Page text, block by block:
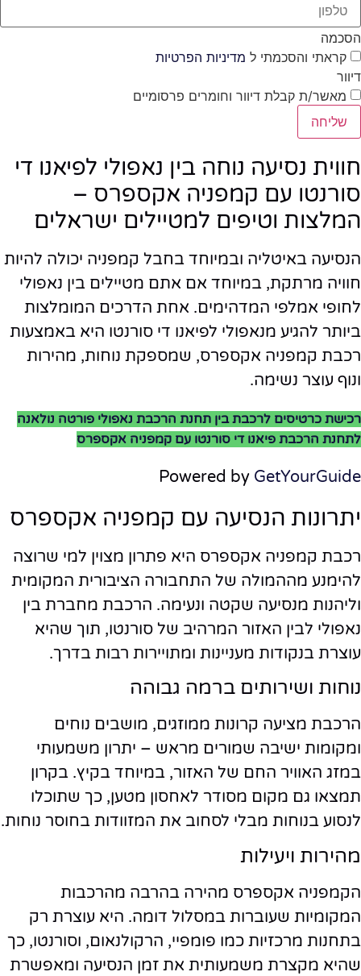
הסכמה
קראתי והסכמתי ל מדיניות הפרטיות
דיוור
מאשר/ת קבלת דיוור וחומרים פרסומיים
שליחה
חווית נסיעה נוחה בין נאפולי לפיאנו די
סורנטו עם קמפניה אקספרס –
המלצות וטיפים למטיילים ישראלים
הנסיעה באיטליה ובמיוחד בחבל קמפניה יכולה להיות
חוויה מרתקת, במיוחד אם אתם מטיילים בין נאפולי
לחופי אמלפי המדהימים. אחת הדרכים המומלצות
ביותר להגיע מנאפולי לפיאנו די סורנטו היא באמצעות
רכבת קמפניה אקספרס, שמספקת נוחות, מהירות
ונוף עוצר נשימה.
רכישת כרטיסים לרכבת בין תחנת הרכבת נאפולי פורטה נולאנה
לתחנת הרכבת פיאנו די סורנטו עם קמפניה אקספרס
Powered by GetYourGuide
יתרונות הנסיעה עם קמפניה אקספרס
רכבת קמפניה אקספרס היא פתרון מצוין למי שרוצה
להימנע מההמולה של התחבורה הציבורית המקומית
וליהנות מנסיעה שקטה ונעימה. הרכבת מחברת בין
נאפולי לבין האזור המרהיב של סורנטו, תוך שהיא
עוצרת בנקודות מעניינות ומתויירות רבות בדרך.
נוחות ושירותים ברמה גבוהה
הרכבת מציעה קרונות ממוזגים, מושבים נוחים
ומקומות ישיבה שמורים מראש – יתרון משמעותי
במזג האוויר החם של האזור, במיוחד בקיץ. בקרון
תמצאו גם מקום מסודר לאחסון מטען, כך שתוכלו
לנסוע בנוחות מבלי לסחוב את המזוודות בחוסר נוחות.
מהירות ויעילות
הקמפניה אקספרס מהירה בהרבה מהרכבות
המקומיות שעוברות במסלול דומה. היא עוצרת רק
בתחנות מרכזיות כמו פומפיי, הרקולנאום, וסורנטו, כך
שהיא מקצרת משמעותית את זמן הנסיעה ומאפשרת